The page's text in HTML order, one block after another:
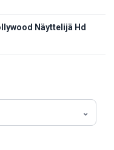
Näyttelijä Hd